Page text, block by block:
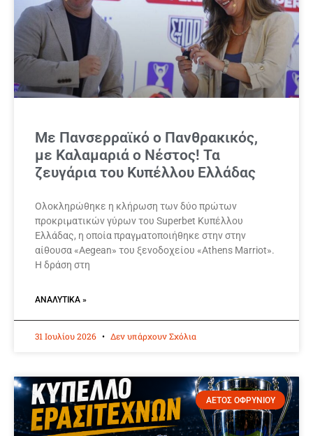
Με Πανσερραϊκό ο Πανθρακικός,
με Καλαμαριά ο Νέστος! Τα
ζευγάρια του Κυπέλλου Ελλάδας
Ολοκληρώθηκε η κλήρωση των δύο πρώτων
προκριματικών γύρων του Superbet Κυπέλλου
Ελλάδας, η οποία πραγματοποιήθηκε στην στην
αίθουσα «Aegean» του ξενοδοχείου «Athens Marriot».
Η δράση στη
ΑΝΑΛΥΤΙΚΆ »
31 Ιουλίου 2026 Δεν υπάρχουν Σχόλια
ΑΕΤΟΣ ΟΦΡΥΝΙΟΥ